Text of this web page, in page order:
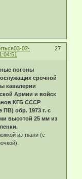
27
03-02-
погоны
срочной
кавалерии
Армии и войск
КГБ СССР
ПВ) обр. 1973 г. с
высотой 25 мм из
из ткани (с